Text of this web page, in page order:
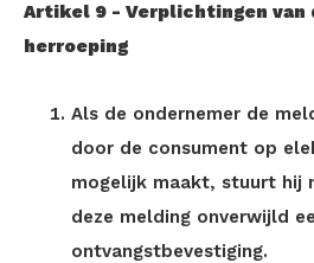
Artikel 9 - Verplichtingen van
herroeping
Als de ondernemer de
door de consument op
mogelijk maakt, stuurt hij
deze melding onverwijld
ontvangstbevestiging.